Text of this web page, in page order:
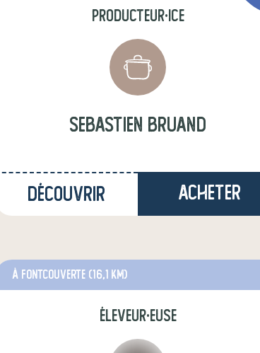
producteur·ice
sebastien bruand
Découvrir Acheter
à Fontcouverte (16,1 km)
éleveur·euse